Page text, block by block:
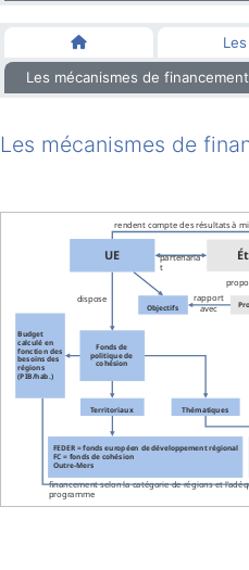
Les mécanismes de
Les mécanismes de
financement selon la catégorie de régions et
programme
rendent compte des résultats à
rapport
avec
UE
Budget
calculé en
fonction des
besoins des
régions
(PIB/hab.)
Fonds de
politique de
cohésion
Territoriaux Thématiques
Objectifs
dispose
partenaria
t
FEDER = fonds européen de développement régional
FC = fonds de cohésion
Outre-Mers